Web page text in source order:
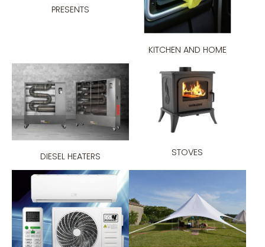
PRESENTS
KITCHEN AND HOME
DIESEL HEATERS STOVES